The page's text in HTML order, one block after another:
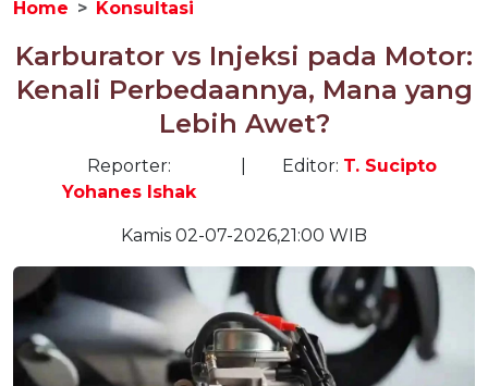
Home Konsultasi
Karburator vs Injeksi pada Motor:
Kenali Perbedaannya, Mana yang
Lebih Awet?
Reporter:
Yohanes Ishak
Editor: T. Sucipto
Kamis 02-07-2026,21:00 WIB